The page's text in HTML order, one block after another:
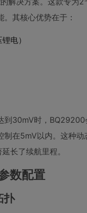
其核心优势在于：
电）
到30mV时，
制在5mV以内。这种
长了续航里程。
数配置
扑